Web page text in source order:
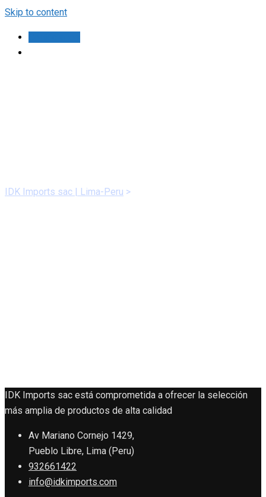
Skip to content
IDK Imports sac | Lima-Peru >
IDK Imports sac está comprometida a ofrecer la selección
más amplia de productos de alta calidad
Av Mariano Cornejo 1429,
Pueblo Libre, Lima (Peru)
932661422
info@idkimports.com